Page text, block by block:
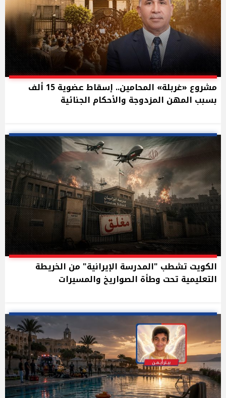
مشروع «غربلة» المحامين.. إسقاط عضوية 15 ألف
بسبب المهن المزدوجة والأحكام الجنائية
الكويت تشطب "المدرسة الإيرانية" من الخريطة
التعليمية تحت وطأة الصواريخ والمسيرات